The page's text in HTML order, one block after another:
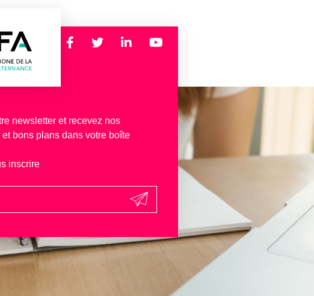
newsletter et recevez nos
bons plans dans votre boîte
inscrire